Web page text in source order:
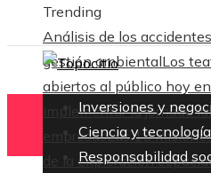
Trending
Análisis de los
gestión ambientalLos
abiertos al público hoy
implementar la jornada
empresasLas 15
de la exploración espacial
Inversiones y
Ciencia y tecnología
Responsabilidad